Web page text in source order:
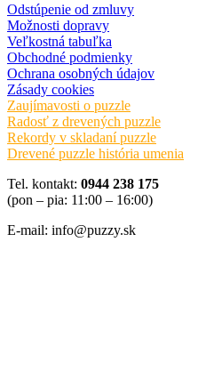
Odstúpenie od zmluvy
Možnosti dopravy
Veľkostná tabuľka
Obchodné podmienky
Ochrana osobných údajov
Zásady cookies
Zaujímavosti o puzzle
Radosť z drevených puzzle
Rekordy v skladaní puzzle
Drevené puzzle história umenia
Tel. kontakt: 0944 238 175
(pon – pia: 11:00 – 16:00)
E-mail: info@puzzy.sk